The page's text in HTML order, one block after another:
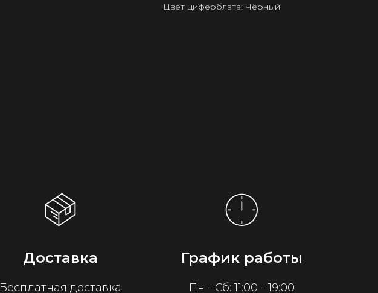
Цвет циферблата: Чёрный
Доставка
Бесплатная доставка
График работы
Пн - Сб: 11:00 - 19:00